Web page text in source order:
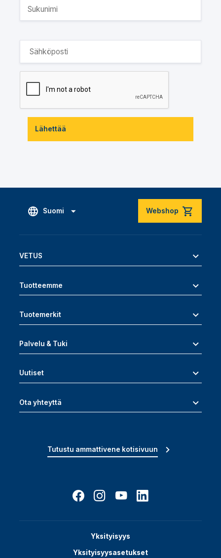
Lähettää
Suomi Webshop
VETUS
Tuotteemme
Tuotemerkit
Palvelu & Tuki
Uutiset
Ota yhteyttä
Tutustu ammattivene kotisivuun
Yksityisyys
Yksityisyysasetukset